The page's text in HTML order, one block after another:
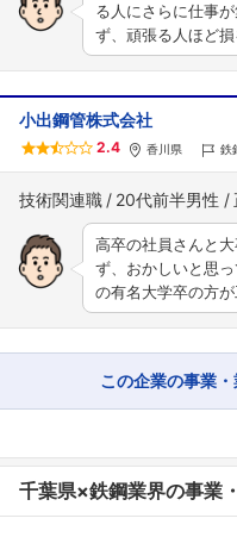
る人にさらに仕事
ず、頑張る人ほど
小出鋼管株式会社
2.4 香川県 鉄
技術関連職 20代前半男性
高卒の社員さんと
ず、おかしいと思
の有名大学卒の方
この企業の事業
千葉県×鉄鋼業界の事業